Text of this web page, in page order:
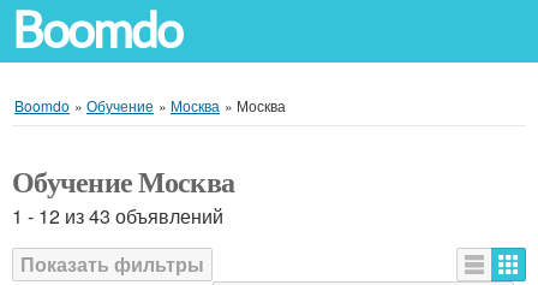
Boomdo
Boomdo » Обучение » Москва » Москва
Обучение Москва
1 - 12 из 43 объявлений
Показать фильтры